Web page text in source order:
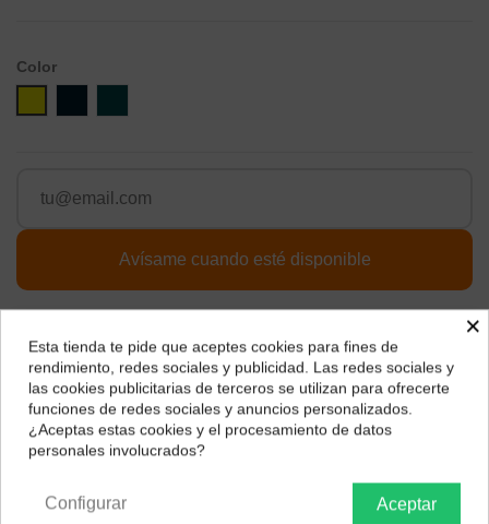
Color
Descripción
CARACTERÍSTICAS
32 Horas
¿Dónde deseas recibir tu pedido?
Selecciona tu ubicación para mostrarte los precios e
impuestos correctos para tu región.
×
Esta tienda te pide que aceptes cookies para fines de
rendimiento, redes sociales y publicidad. Las redes sociales y
las cookies publicitarias de terceros se utilizan para ofrecerte
funciones de redes sociales y anuncios personalizados.
¿Aceptas estas cookies y el procesamiento de datos
personales involucrados?
Aceptar
Configurar